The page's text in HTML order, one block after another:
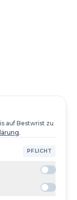
auf Bestwrist zu
.
PFLICHT